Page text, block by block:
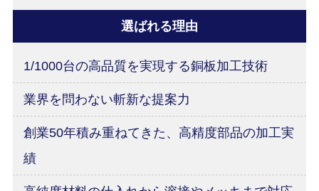
選ばれる理由
1/1000台の高品質を実現する銅板加工技術
業界を問わない斬新な提案力
創業50年積み重ねてきた、高精度部品の加工実
績